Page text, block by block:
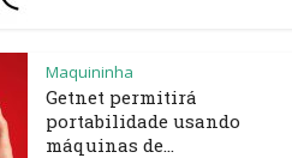
Maquininha
Getnet permitirá
portabilidade usando
máquinas de...